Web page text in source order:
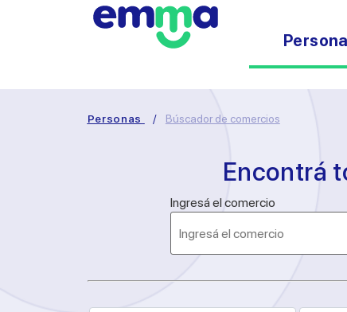
Personas / Búscador de comercios
Encontrá
Ingresá el comercio